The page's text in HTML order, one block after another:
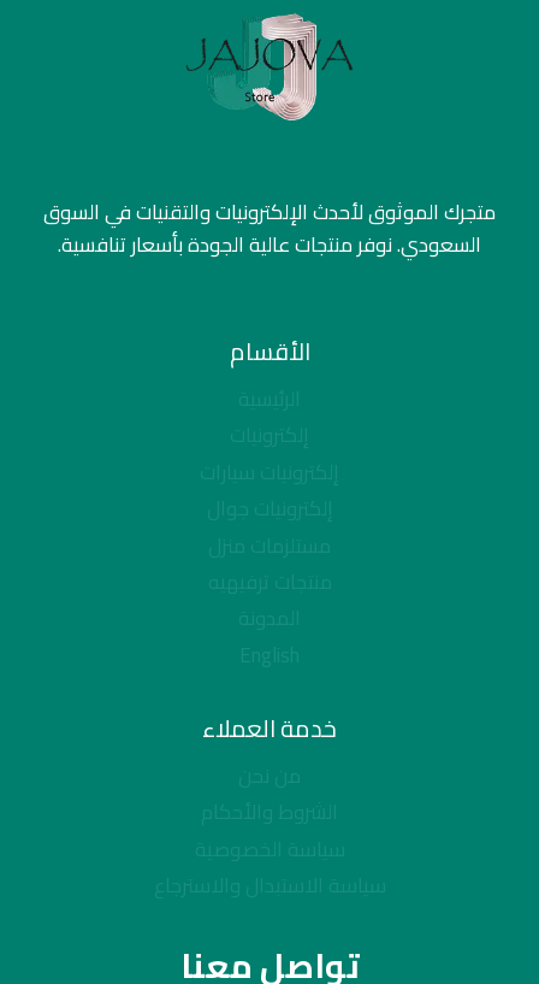
متجرك الموثوق لأحدث الإلكترونيات والتقنيات في السوق
السعودي. نوفر منتجات عالية الجودة بأسعار تنافسية.
الأقسام
الرئيسية
إلكترونيات
إلكترونيات سيارات
إلكترونيات جوال
مستلزمات منزل
منتجات ترفيهيه
المدونة
English
خدمة العملاء
من نحن
الشروط والأحكام
سياسة الخصوصية
سياسة الاستبدال والاسترجاع
تواصل معنا